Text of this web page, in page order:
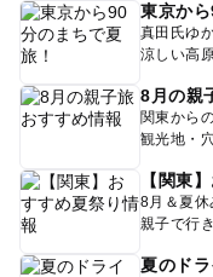
東京か
真田氏ゆ
涼しい高
8月の親
関東から
観光地・
【関東
8月＆夏休
親子で行
夏のド